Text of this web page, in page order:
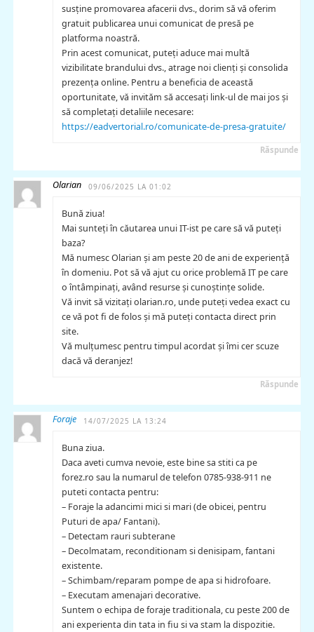
susține promovarea afacerii dvs., dorim să vă oferim
gratuit publicarea unui comunicat de presă pe
platforma noastră.
Prin acest comunicat, puteți aduce mai multă
vizibilitate brandului dvs., atrage noi clienți și consolida
prezența online. Pentru a beneficia de această
oportunitate, vă invităm să accesați link-ul de mai jos și
să completați detaliile necesare:
https://eadvertorial.ro/comunicate-de-presa-gratuite/
Răspunde
Olarian 09/06/2025 LA 01:02
Bună ziua!
Mai sunteți în căutarea unui IT-ist pe care să vă puteți
baza?
Mă numesc Olarian și am peste 20 de ani de experiență
în domeniu. Pot să vă ajut cu orice problemă IT pe care
o întâmpinați, având resurse și cunoștințe solide.
Vă invit să vizitați olarian.ro, unde puteți vedea exact cu
ce vă pot fi de folos și mă puteți contacta direct prin
site.
Vă mulțumesc pentru timpul acordat și îmi cer scuze
dacă vă deranjez!
Răspunde
Foraje 14/07/2025 LA 13:24
Buna ziua.
Daca aveti cumva nevoie, este bine sa stiti ca pe
forez.ro sau la numarul de telefon 0785-938-911 ne
puteti contacta pentru:
– Foraje la adancimi mici si mari (de obicei, pentru
Puturi de apa/ Fantani).
– Detectam rauri subterane
– Decolmatam, reconditionam si denisipam, fantani
existente.
– Schimbam/reparam pompe de apa si hidrofoare.
– Executam amenajari decorative.
Suntem o echipa de foraje traditionala, cu peste 200 de
ani experienta din tata in fiu si va stam la dispozitie.